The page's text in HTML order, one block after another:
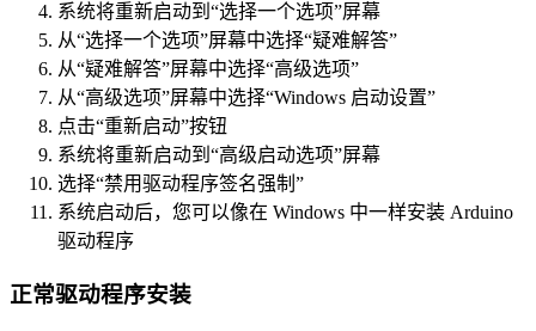
系统将重新启动到“选择一个选项”屏幕
从“选择一个选项”屏幕中选择“疑难解答”
从“疑难解答”屏幕中选择“高级选项”
从“高级选项”屏幕中选择“Windows 启动设置”
点击“重新启动”按钮
系统将重新启动到“高级启动选项”屏幕
选择“禁用驱动程序签名强制”
系统启动后，您可以像在 Windows 中一样安装 Arduino
驱动程序
正常驱动程序安装